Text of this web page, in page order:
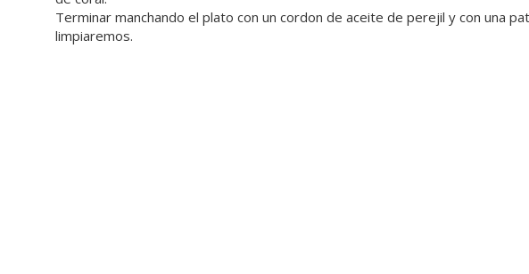
Terminar manchando el plato con un cordon de aceite de perejil y con una
limpiaremos.